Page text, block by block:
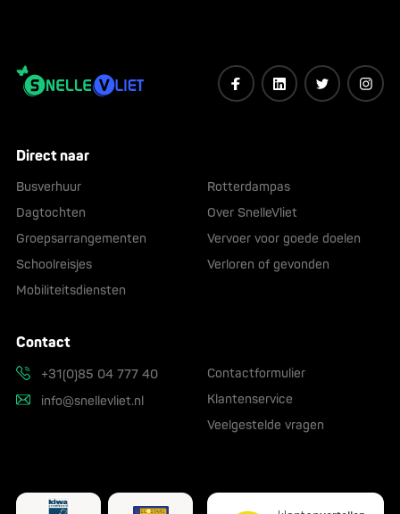
Direct naar
Busverhuur
Dagtochten
Groepsarrangementen
Schoolreisjes
Mobiliteitsdiensten
Rotterdampas
Over SnelleVliet
Vervoer voor goede doelen
Verloren of gevonden
Contact
+31(0)85 04 777 40
info@snellevliet.nl
Contactformulier
Klantenservice
Veelgestelde vragen